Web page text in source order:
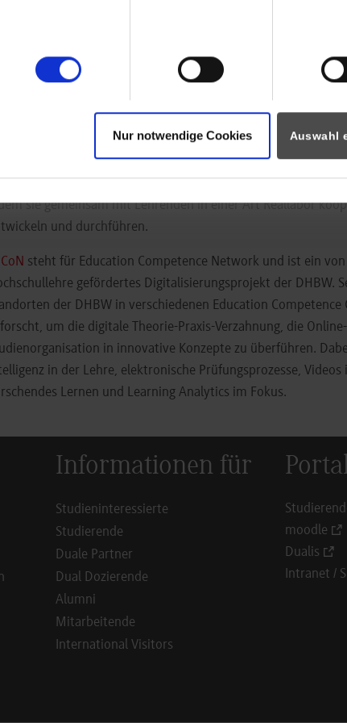
Nur notwendige Cookies Auswahl
Hague UAS (Den Haag NL), Zuyd UAS (Heerelen NL) und
am Standort der DHBW Stuttgart, die es
ermöglicht, die komplexen Inhalte flexibel über
Skripten und Präsentationen selbst zu erarbeiten oder
durch eine große Anzahl von beteiligten
-Projekt von Prof. Manfred Daniel und Marie
sie gemeinsam mit Lehrenden in einer Art Reallabor
und durchführen.
steht für Education Competence Network und ist ein
gefördertes Digitalisierungsprojekt der DHBW.
der DHBW in verschiedenen Education Competence
um die digitale Theorie-Praxis-Verzahnung, die
in innovative Konzepte zu überführen.
in der Lehre, elektronische Prüfungsprozesse,
Lernen und Learning Analytics im Fokus.
Informationen für
Studieninteressierte
Studierende
Duale Partner
Dual Dozierende
Alumni
Mitarbeitende
International Visitors
moodle
Dualis
Intranet /